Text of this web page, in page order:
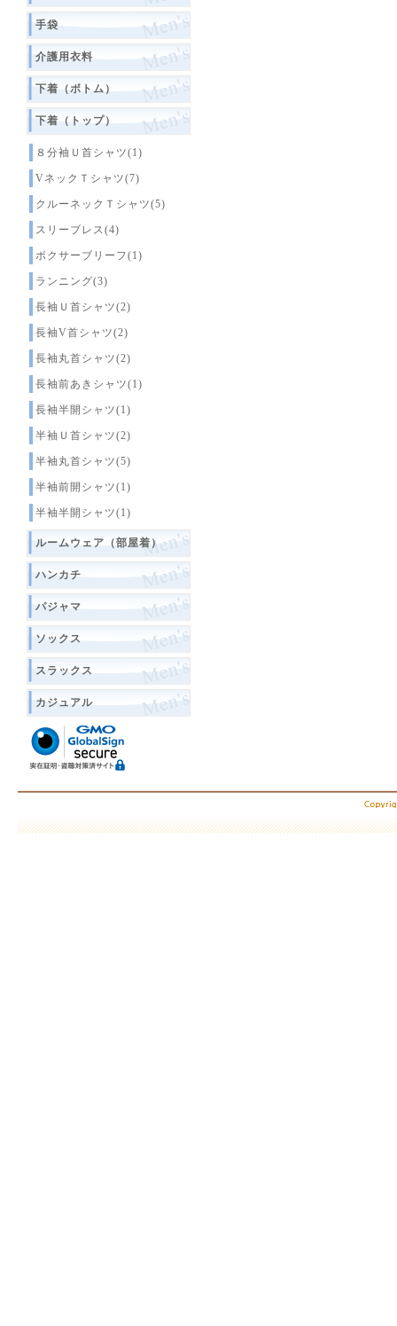
手袋
介護用衣料
下着（ボトム）
下着（トップ）
８分袖Ｕ首シャツ(1)
VネックＴシャツ(7)
クルーネックＴシャツ(5)
スリーブレス(4)
ボクサーブリーフ(1)
ランニング(3)
長袖Ｕ首シャツ(2)
長袖V首シャツ(2)
長袖丸首シャツ(2)
長袖前あきシャツ(1)
長袖半開シャツ(1)
半袖Ｕ首シャツ(2)
半袖丸首シャツ(5)
半袖前開シャツ(1)
半袖半開シャツ(1)
ルームウェア（部屋着）
ハンカチ
パジャマ
ソックス
スラックス
カジュアル